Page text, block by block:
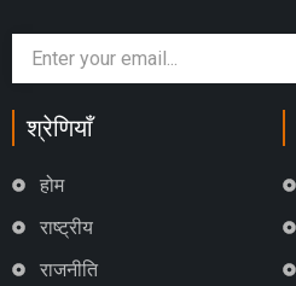
श्रेणियाँ
होम
राष्ट्रीय
राजनीति